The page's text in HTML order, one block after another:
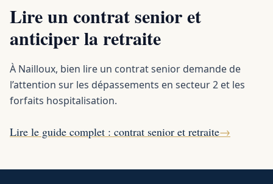
Lire un contrat senior et
anticiper la retraite
À Nailloux, bien lire un contrat senior demande de
l’attention sur les dépassements en secteur 2 et les
forfaits hospitalisation.
Lire le guide complet : contrat senior et retraite→